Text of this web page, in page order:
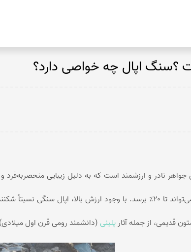
مار
اگات
توریتلا اگات
عقیق سوخته
عقیق شجر پاییزی
عقیق بوتسوانا
عقیق اتشین
اپال چه خواصی دارد؟
نادر و ارزشمند است که به دلیل زیبایی
تشکیل شده و میزان آب آن می‌تواند تا ۲۰٪ برسد. با وجود ارزش
قدیمی، از جمله آثارپلینی (دانشمند رومی قرن اول